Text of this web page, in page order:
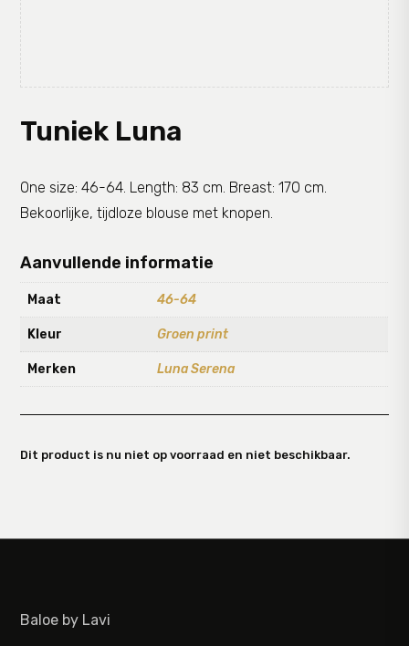
Tuniek Luna
One size: 46-64. Length: 83 cm. Breast: 170 cm.
Bekoorlijke, tijdloze blouse met knopen.
Aanvullende informatie
Maat 46-64
Kleur Groen print
Merken Luna Serena
Dit product is nu niet op voorraad en niet beschikbaar.
Baloe by Lavi